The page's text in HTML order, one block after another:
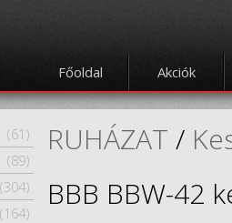
Főoldal Akciók
(61)
(89)
(304)
(164)
RUHÁZAT /
BBB BBW-42